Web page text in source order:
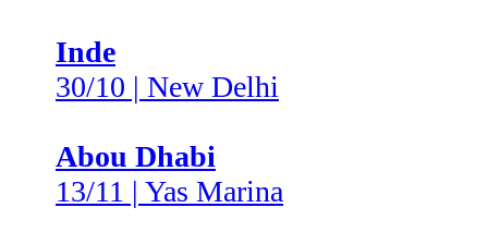
Inde
30/10 | New Delhi
Abou Dhabi
13/11 | Yas Marina